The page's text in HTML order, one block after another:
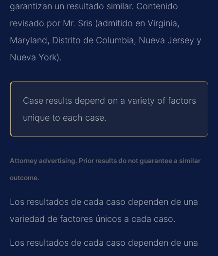
garantizan un resultado similar. Contenido
revisado por Mr. Sris (admitido en Virginia,
Maryland, Distrito de Columbia, Nueva Jersey y
Nueva York).
Case results depend on a variety of factors
unique to each case.
Attorney advertising. Prior results do not guarantee a similar
outcome.
Los resultados de cada caso dependen de una
variedad de factores únicos a cada caso.
Los resultados de cada caso dependen de una